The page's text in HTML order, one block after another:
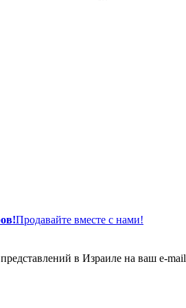
Продавайте вместе с нами!
в Израиле на ваш e-mail